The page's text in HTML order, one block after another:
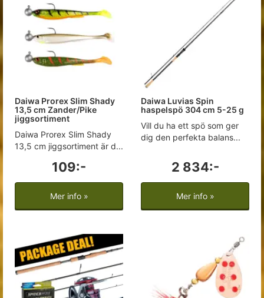
Daiwa Prorex Slim Shady
13,5 cm Zander/Pike
jiggsortiment
Daiwa Prorex Slim Shady
13,5 cm jiggsortiment är d...
109:-
Mer info »
Daiwa Luvias Spin
haspelspö 304 cm 5-25 g
Vill du ha ett spö som ger
dig den perfekta balans...
2 834:-
Mer info »